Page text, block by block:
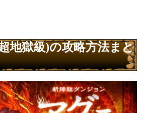
地獄級)の攻略方法まと